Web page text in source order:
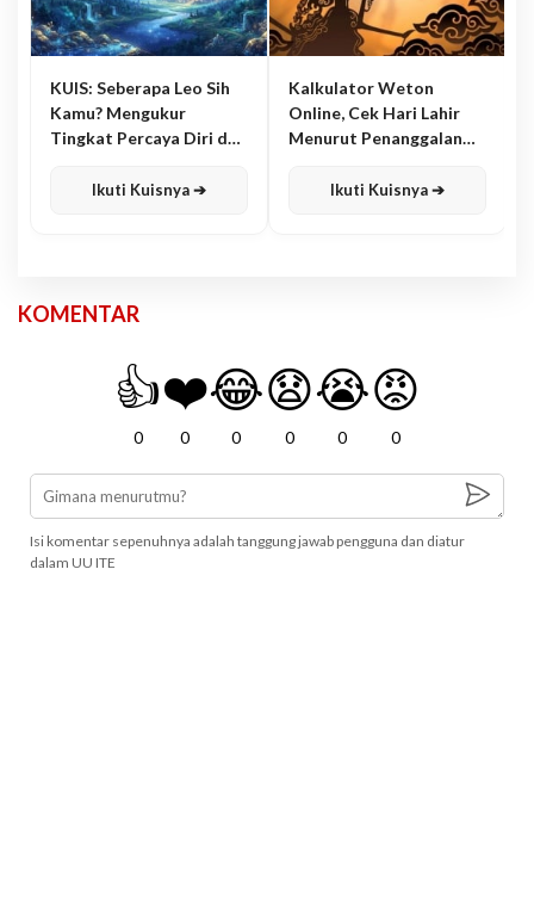
KUIS: Seberapa Leo Sih
Kamu? Mengukur
Tingkat Percaya Diri dan
Ikuti Kuisnya ➔
Kalkulator Weton
Online, Cek Hari Lahir
Menurut Penanggalan
Ikuti Kuisnya ➔
KOMENTAR
👍
0
❤️
0
😂
0
😧
0
😭
0
😡
0
Isi komentar sepenuhnya adalah tanggung jawab pengguna dan diatur
dalam UU ITE